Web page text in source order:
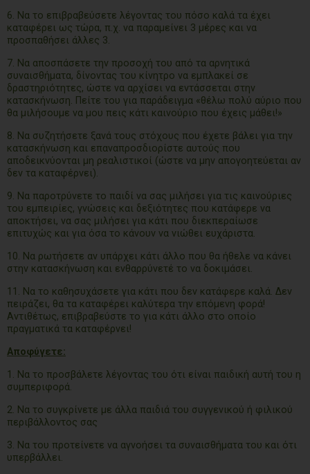
6. Να το επιβραβεύσετε λέγοντας του πόσο καλά τα έχει
καταφέρει ως τώρα, π.χ. να παραμείνει 3 μέρες και να
προσπαθήσει άλλες 3.
7. Να αποσπάσετε την προσοχή του από τα αρνητικά
συναισθήματα, δίνοντας του κίνητρο να εμπλακεί σε
δραστηριότητες, ώστε να αρχίσει να εντάσσεται στην
κατασκήνωση. Πείτε του για παράδειγμα «θέλω πολύ αύριο που
θα μιλήσουμε να μου πεις κάτι καινούριο που έχεις μάθει!»
8. Να συζητήσετε ξανά τους στόχους που έχετε βάλει για την
κατασκήνωση και επαναπροσδιορίστε αυτούς που
αποδεικνύονται μη ρεαλιστικοί (ώστε να μην απογοητεύεται αν
δεν τα καταφέρνει).
9. Να παροτρύνετε το παιδί να σας μιλήσει για τις καινούριες
του εμπειρίες, γνώσεις και δεξιότητες που κατάφερε να
αποκτήσει, να σας μιλήσει για κάτι που διεκπεραίωσε
επιτυχώς και για όσα το κάνουν να νιώθει ευχάριστα.
10. Να ρωτήσετε αν υπάρχει κάτι άλλο που θα ήθελε να κάνει
στην κατασκήνωση και ενθαρρύνετέ το να δοκιμάσει.
11. Να το καθησυχάσετε για κάτι που δεν κατάφερε καλά. Δεν
πειράζει, θα τα καταφέρει καλύτερα την επόμενη φορά!
Αντιθέτως, επιβραβεύστε το για κάτι άλλο στο οποίο
πραγματικά τα καταφέρνει!
Αποφύγετε:
1. Να το προσβάλετε λέγοντας του ότι είναι παιδική αυτή του η
συμπεριφορά.
2. Να το συγκρίνετε με άλλα παιδιά του συγγενικού ή φιλικού
περιβάλλοντος σας
3. Να του προτείνετε να αγνοήσει τα συναισθήματα του και ότι
υπερβάλλει.